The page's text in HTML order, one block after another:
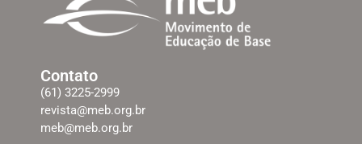
Contato
(61) 3225-2999
revista@meb.org.br
meb@meb.org.br